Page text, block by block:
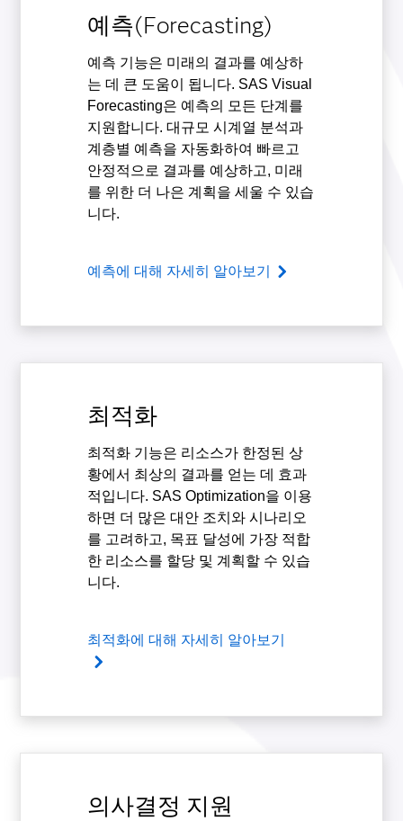
예측(Forecasting)
예측 기능은 미래의 결과를 예상하
는 데 큰 도움이 됩니다. SAS Visual
Forecasting은 예측의 모든 단계를
지원합니다. 대규모 시계열 분석과
계층별 예측을 자동화하여 빠르고
안정적으로 결과를 예상하고, 미래
를 위한 더 나은 계획을 세울 수 있습
니다.
예측에 대해 자세히 알아보기
최적화
최적화 기능은 리소스가 한정된 상
황에서 최상의 결과를 얻는 데 효과
적입니다. SAS Optimization을 이용
하면 더 많은 대안 조치와 시나리오
를 고려하고, 목표 달성에 가장 적합
한 리소스를 할당 및 계획할 수 있습
니다.
최적화에 대해 자세히 알아보기
의사결정 지원